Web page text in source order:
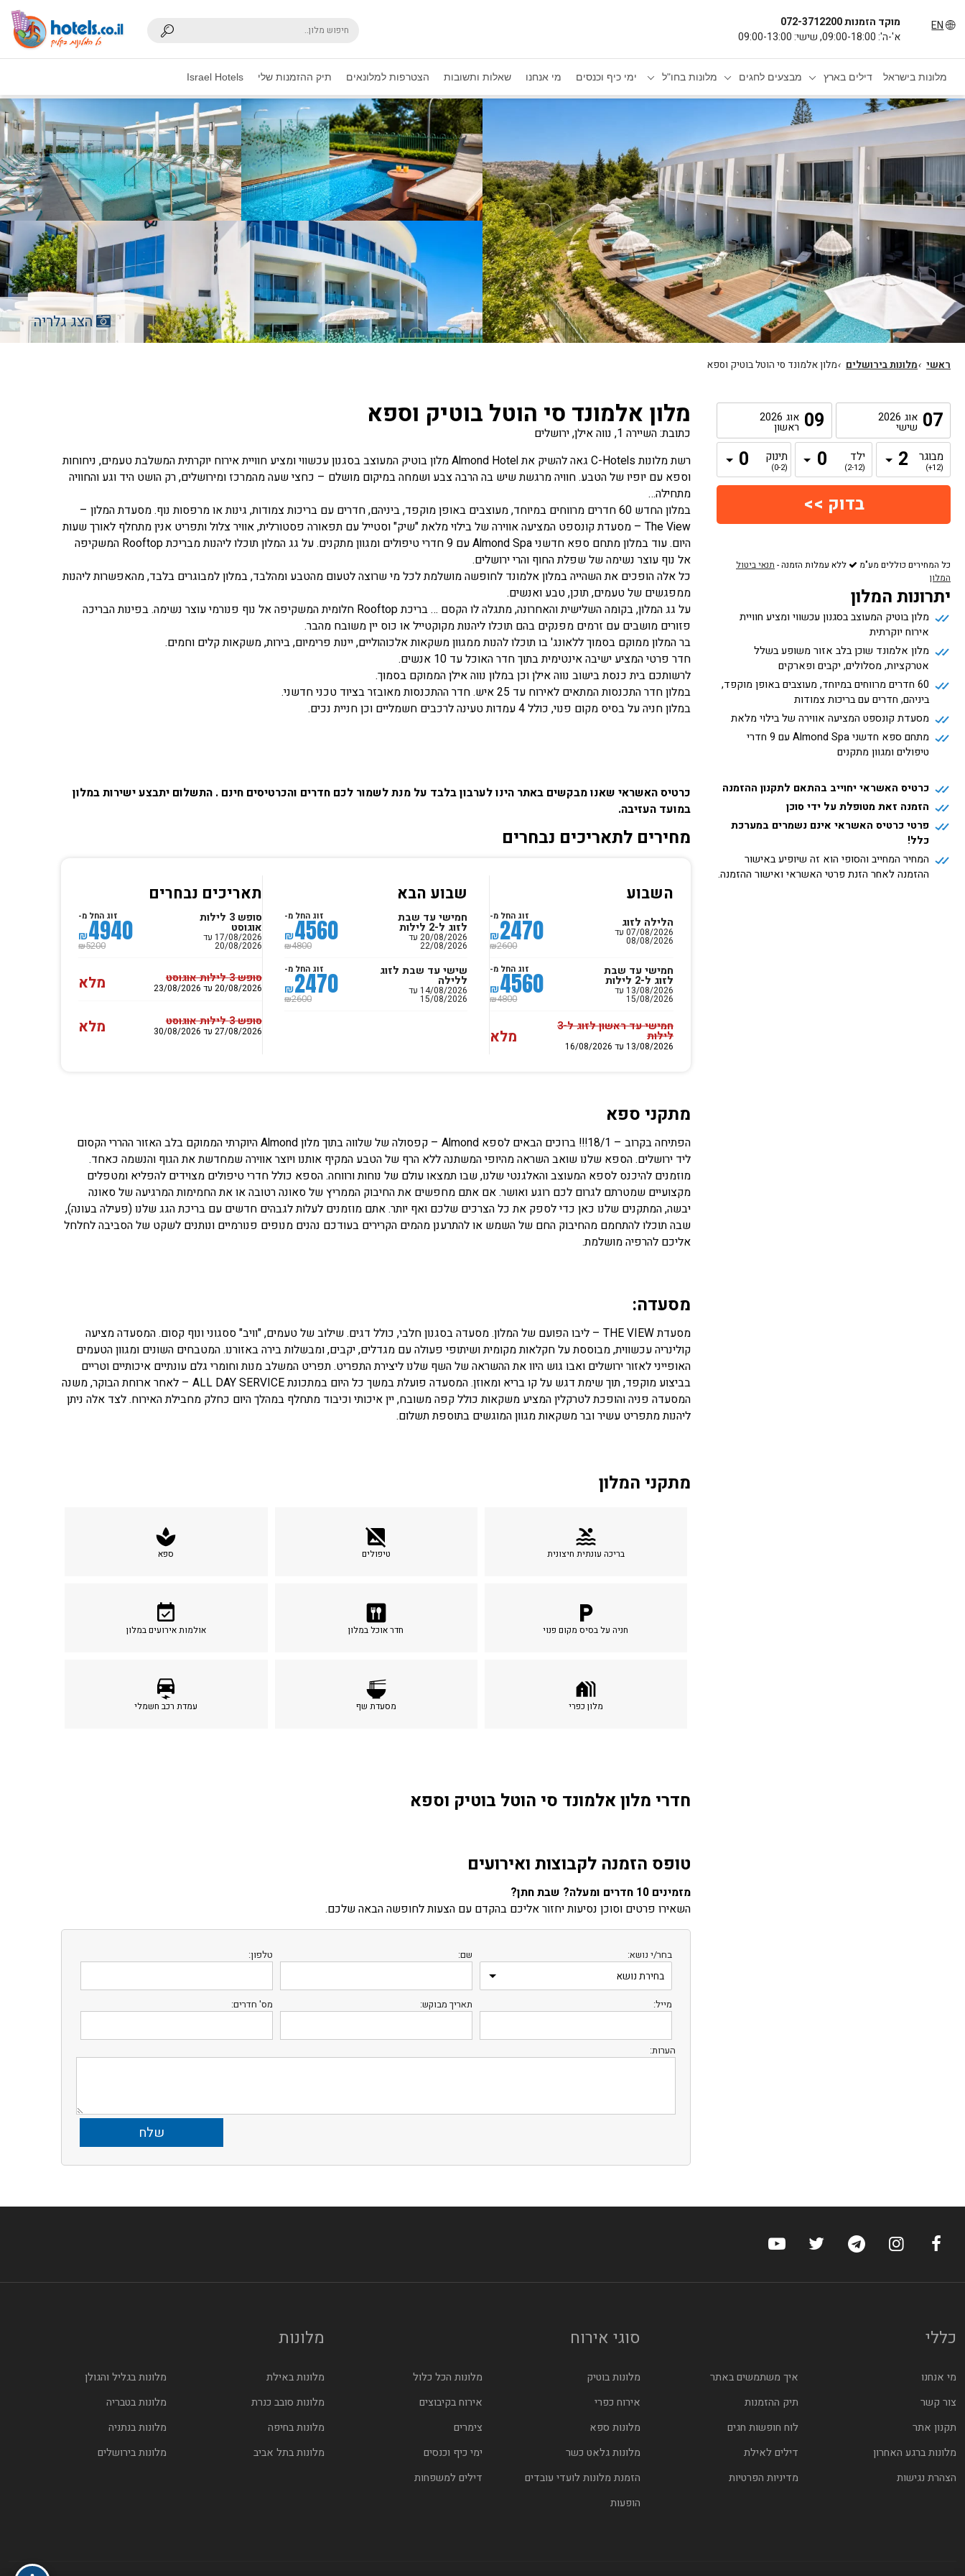
EN
מוקד הזמנות 072-3712200
א'-ה': 09:00-18:00, שישי: 09:00-13:00
מלונות בישראל דילים בארץ מבצעים לחגים מלונות בחו"ל ימי כיף וכנסים מי אנחנו שאלות ותשובות הצטרפות למלונאים תיק ההזמנות שלי Israel Hotels
הצג גלריה
ראשי ›מלונות בירושלים ›מלון אלמונד סי הוטל בוטיק וספא
07 אוג 2026
שישי 09 אוג 2026
ראשון
מבוגר
(12+)
ילד
(2-12)
תינוק
(0-2)
כל המחירים כוללים מע"מ ללא עמלות הזמנה- תנאי ביטול
המלון
יתרונות המלון
מלון בוטיק המעוצב בסגנון עכשווי ומציע חוויית
אירוח יוקרתית
מלון אלמונד שוכן בלב אזור משופע בשלל
אטרקציות, מסלולים, יקבים ופארקים
60 חדרים מרווחים במיוחד, מעוצבים באופן מוקפד,
ביניהם, חדרים עם בריכות צמודות
מסעדת קונספט המציעה אווירה של בילוי מלאת
מתחם ספא חדשני Almond Spa עם 9 חדרי
טיפולים ומגוון מתקנים
כרטיס האשראי יחוייב בהתאם לתקנון ההזמנה
הזמנה זאת מטופלת על ידי סוכן
פרטי כרטיס האשראי אינם נשמרים במערכת
כלל!
המחיר המחייב והסופי הוא זה שיופיע באישור
ההזמנה לאחר הזנת פרטי האשראי ואישור ההזמנה.
מלון אלמונד סי הוטל בוטיק וספא
כתובת: השיירה 1, נווה אילן, ירושלים
רשת מלונות C-Hotels גאה להשיק את Almond Hotel מלון בוטיק המעוצב בסגנון עכשווי ומציע חוויית אירוח יוקרתית המשלבת טעמים, ניחוחות
וספא עם יופיו של הטבע. חוויה מרגשת שיש בה הרבה צבע ושמחה במיקום מושלם – כחצי שעה מהמרכז ומירושלים, רק הושט היד וגע והחוויה
מתחילה…
במלון החדש 60 חדרים מרווחים במיוחד, מעוצבים באופן מוקפד, ביניהם, חדרים עם בריכות צמודות, גינות או מרפסות נוף. מסעדת המלון –
The View – מסעדת קונספט המציעה אווירה של בילוי מלאת "שיק" וסטייל עם תפאורה פסטורלית, אוויר צלול ותפריט אנין מתחלף לאורך שעות
היום. עוד במלון מתחם ספא חדשני Almond Spa עם 9 חדרי טיפולים ומגוון מתקנים. על גג המלון תוכלו ליהנות מבריכת Rooftop המשקיפה
אל נוף עוצר נשימה של שפלת החוף והרי ירושלים.
כל אלה הופכים את השהייה במלון אלמונד לחופשה מושלמת לכל מי שרוצה לטעום מהטבע ומהלבד, במלון למבוגרים בלבד, מהאפשרות ליהנות
ממפגשים של טעמים, תוכן, טבע ואנשים.
על גג המלון, בקומה השלישית והאחרונה, מתגלה לו הקסם … בריכת Rooftop חלומית המשקיפה אל נוף פנורמי עוצר נשימה. בפינות הבריכה
פזורים מושבים עם זרמים מפנקים בהם תוכלו ליהנות מקוקטייל או כוס יין משובח מהבר.
בר המלון ממוקם בסמוך ללאונג' בו תוכלו להנות ממגוון משקאות אלכוהוליים, יינות פרימיום, בירות, משקאות קלים וחמים.
חדר פרטי המציע ישיבה אינטימית בתוך חדר האוכל עד 10 אנשים.
לרשותכם בית כנסת בישוב נווה אילן וכן במלון נווה אילן הממוקם בסמוך.
במלון חדר התכנסות המתאים לאירוח עד 25 איש. חדר ההתכנסות מאובזר בציוד טכני חדשני.
במלון חניה על בסיס מקום פנוי, כולל 4 עמדות טעינה לרכבים חשמליים וכן חניית נכים.
כרטיס האשראי שאנו מבקשים באתר הינו לערבון בלבד על מנת לשמור לכם חדרים והכרטיסים חינם . התשלום יתבצע ישירות במלון
במועד העזיבה.
מחירים לתאריכים נבחרים
השבוע
הלילה לזוג
07/08/2026 עד
08/08/2026
זוג החל מ-
₪2470
₪2600
חמישי עד שבת
לזוג ל-2 לילות
13/08/2026 עד
15/08/2026
זוג החל מ-
₪4560
₪4800
חמישי עד ראשון לזוג ל-3
לילות
13/08/2026 עד 16/08/2026 מלא
שבוע הבא
חמישי עד שבת
לזוג ל-2 לילות
20/08/2026 עד
22/08/2026
זוג החל מ-
₪4560
₪4800
שישי עד שבת לזוג
ללילה
14/08/2026 עד
15/08/2026
זוג החל מ-
₪2470
₪2600
תאריכים נבחרים
סופש 3 לילות
אוגוסט
17/08/2026 עד
20/08/2026
זוג החל מ-
₪4940
₪5200
סופש 3 לילות אוגוסט
20/08/2026 עד 23/08/2026 מלא
סופש 3 לילות אוגוסט
27/08/2026 עד 30/08/2026 מלא
מתקני ספא
הפתיחה בקרוב – 18/1!!! ברוכים הבאים לספא Almond – קפסולה של שלווה בתוך מלון Almond היוקרתי הממוקם בלב האזור ההררי הקסום
ליד ירושלים. הספא שלנו שואב השראה מהיופי המשתנה ללא הרף של הטבע המקיף אותנו ויוצר אווירה שמחדשת את הגוף והנשמה כאחד.
מוזמנים להיכנס לספא המעוצב והאלגנטי שלנו, שבו תמצאו עולם של נוחות ורווחה. הספא כולל חדרי טיפולים מצוידים להפליא ומטפלים
מקצועיים שמטרתם לגרום לכם רוגע ואושר. אם אתם מחפשים את החיבוק הממריץ של סאונה רטובה או את החמימות המרגיעה של סאונה
יבשה, המתקנים שלנו כאן כדי לספק את כל הצרכים שלכם ואף יותר. אתם מוזמנים לעלות לגבהים חדשים עם בריכת הגג שלנו (פעילה בעונה),
שבה תוכלו להתחמם מהחיבוק החם של השמש או להתרענן מהמים הקרירים בעודכם נהנים מנופים פנורמיים ונותנים לשקט של הסביבה לחלחל
אליכם להרפיה מושלמת.
מסעדה:
מסעדת THE VIEW – ליבו הפועם של המלון. מסעדה בסגנון חלבי, כולל דגים. שילוב של טעמים, "וויב" ססגוני ונוף קסום. המסעדה מציעה
קולינריה עכשווית, מבוססת על חקלאות מקומית ושיתופי פעולה עם מגדלים, יקבים, ומבשלות בירה באזורנו. המטבחים השונים ומגוון הטעמים
האופייני לאזור ירושלים ואבו גוש היוו את ההשראה של השף שלנו ליצירת התפריט. תפריט המשלב מנות וחומרי גלם עונתיים איכותיים וטריים
בביצוע מוקפד, תוך שימת דגש על קו בריא ומאוזן. המסעדה פועלת במשך כל היום במתכונת ALL DAY SERVICE – לאחר ארוחת הבוקר, משנה
המסעדה פניה והופכת לטרקלין המציע משקאות כולל קפה משובח, יין איכותי וכיבוד מתחלף במהלך היום כחלק מחבילת האירוח. לצד אלה ניתן
ליהנות מתפריט עשיר ובר משקאות מגוון המוגשים בתוספת תשלום.
מתקני המלון
pool
בריכה עונתית חיצונית
image_not_supported
טיפולים
spa
ספא
local_parking
חניה על בסיס מקום פנוי
dining
חדר אוכל במלון
event_available
אולמות אירועים במלון
holiday_village
מלון כפרי
ramen_dining
מסעדת שף
electric_car
עמדת רכב חשמלי
חדרי מלון אלמונד סי הוטל בוטיק וספא
טופס הזמנה לקבוצות ואירועים
מזמינים 10 חדרים ומעלה? שבת חתן?
השאירו פרטים וסוכן נסיעות יחזור אליכם בהקדם עם הצעות לחופשה הבאה שלכם.
בחר/י נושא: שם: טלפון:
מייל: תאריך מבוקש: מס' חדרים:
הערות:
ערוץ הפייסבוק של הוטלס
ערוץ האינסטגרם של הוטלס
ערוץ הטלגרם של הוטלס
ערוץ טוויטר של הוטלס
ערוץ היוטיוב של הוטלס
כללי
מי אנחנו
איך משתמשים באתר
צור קשר
תיק ההזמנות
תקנון אתר
לוח חופשות חגים
מלונות ברגע האחרון
דילים לאילת
הצהרת נגישות
מדיניות הפרטיות
סוגי אירוח
מלונות בוטיק
מלונות הכל כלול
אירוח כפרי
אירוח בקיבוצים
מלונות ספא
צימרים
מלונות גלאט כשר
ימי כיף וכנסים
הזמנת מלונות לועדי עובדים
דילים למשפחות
הופעות
מלונות
מלונות באילת
מלונות בגליל והגולן
מלונות סובב כנרת
מלונות בטבריה
מלונות בחיפה
מלונות בנתניה
מלונות בתל אביב
מלונות בירושלים